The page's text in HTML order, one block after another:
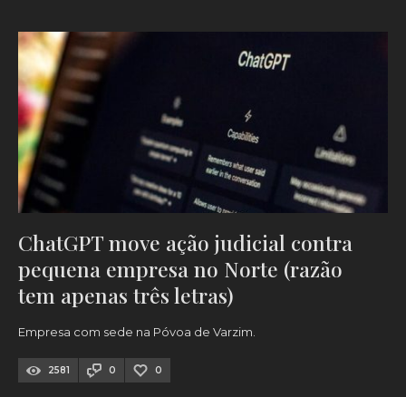
ChatGPT move ação judicial contra
pequena empresa no Norte (razão
tem apenas três letras)
Empresa com sede na Póvoa de Varzim.
2581 0 0